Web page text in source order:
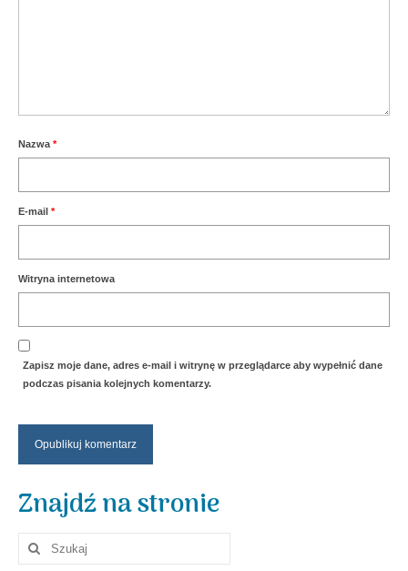
Nazwa *
E-mail *
Witryna internetowa
Zapisz moje dane, adres e-mail i witrynę w przeglądarce aby wypełnić dane
podczas pisania kolejnych komentarzy.
Znajdź na stronie
Szuklaj